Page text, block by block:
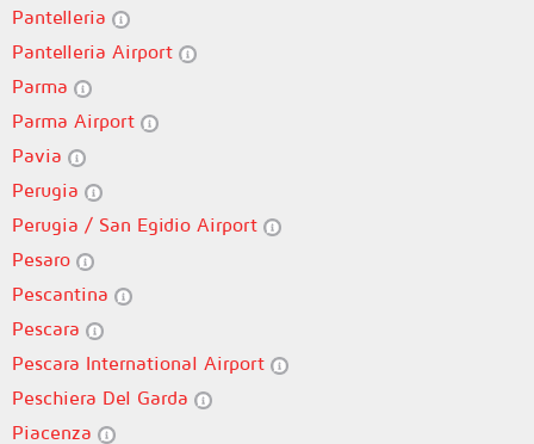
Pantelleria
Pantelleria Airport
Parma
Parma Airport
Pavia
Perugia
Perugia / San Egidio Airport
Pesaro
Pescantina
Pescara
Pescara International Airport
Peschiera Del Garda
Piacenza